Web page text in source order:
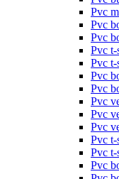
Pvc
Pvc
Pvc
Pvc
Pvc
Pvc
Pvc
Pvc
Pvc
Pvc
Pvc t-
Pvc t-
Pvc